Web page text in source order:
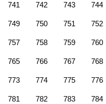
741 742 743 744
749 750 751 752
757 758 759 760
765 766 767 768
773 774 775 776
781 782 783 784